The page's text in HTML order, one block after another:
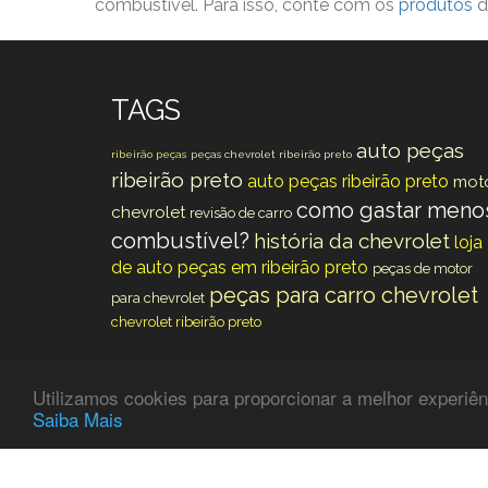
Utilizamos cookies para proporcionar a melhor
Saiba Mais
combustível. Para isso, conte com os produtos
TAGS
ribeirão peças peças chevrolet ribeirão preto auto peças
ribeirão preto auto peças ribeirão preto
chevrolet revisão de carro como gastar
combustível? história da chevrolet loja
de auto peças em ribeirão preto peças de motor
para chevrolet peças para carro chevrolet
chevrolet ribeirão preto